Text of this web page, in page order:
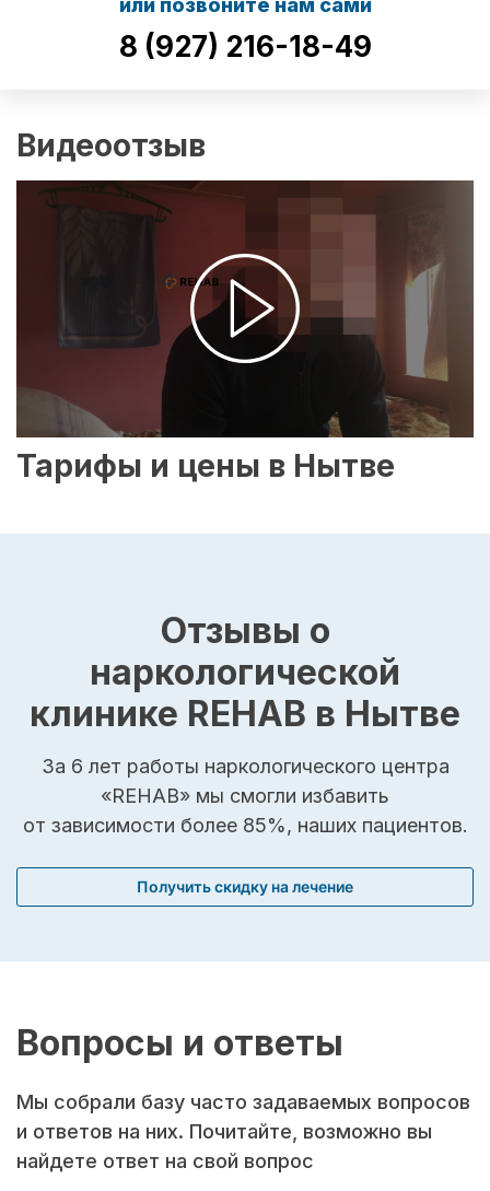
или позвоните нам сами
8 (927) 216-18-49
Видеоотзыв
Тарифы и цены в Нытве
Отзывы о
наркологической
клинике REHAB в Нытве
За 6 лет работы наркологического центра
«REHAB» мы смогли избавить
от зависимости более 85%, наших пациентов.
Получить скидку на лечение
Вопросы и ответы
Мы собрали базу часто задаваемых вопросов
и ответов на них. Почитайте, возможно вы
найдете ответ на свой вопрос